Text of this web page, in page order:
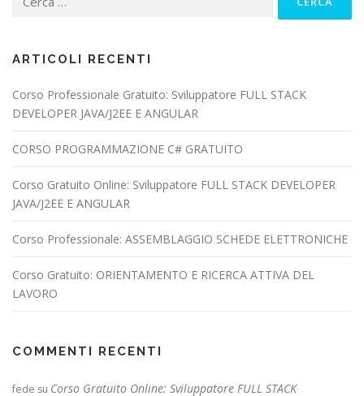
per:
ARTICOLI RECENTI
Corso Professionale Gratuito: Sviluppatore FULL STACK
DEVELOPER JAVA/J2EE E ANGULAR
CORSO PROGRAMMAZIONE C# GRATUITO
Corso Gratuito Online: Sviluppatore FULL STACK DEVELOPER
JAVA/J2EE E ANGULAR
Corso Professionale: ASSEMBLAGGIO SCHEDE ELETTRONICHE
Corso Gratuito: ORIENTAMENTO E RICERCA ATTIVA DEL
LAVORO
COMMENTI RECENTI
fede su Corso Gratuito Online: Sviluppatore FULL STACK